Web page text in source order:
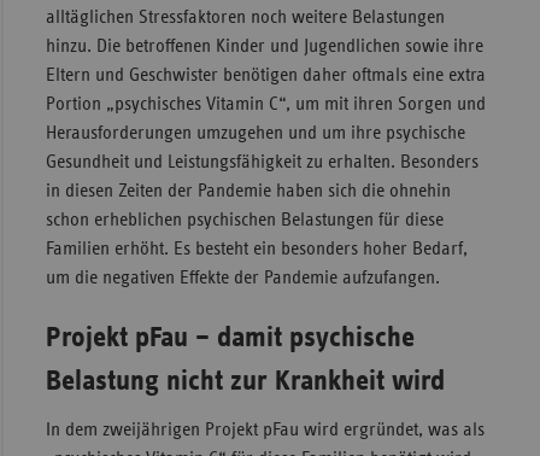
alltäglichen Stressfaktoren noch weitere Belastungen
hinzu. Die betroffenen Kinder und Jugendlichen sowie ihre
Eltern und Geschwister benötigen daher oftmals eine extra
Portion „psychisches Vitamin C“, um mit ihren Sorgen und
Herausforderungen umzugehen und um ihre psychische
Gesundheit und Leistungsfähigkeit zu erhalten. Besonders
in diesen Zeiten der Pandemie haben sich die ohnehin
schon erheblichen psychischen Belastungen für diese
Familien erhöht. Es besteht ein besonders hoher Bedarf,
um die negativen Effekte der Pandemie aufzufangen.
Projekt pFau – damit psychische
Belastung nicht zur Krankheit wird
In dem zweijährigen Projekt pFau wird ergründet, was als